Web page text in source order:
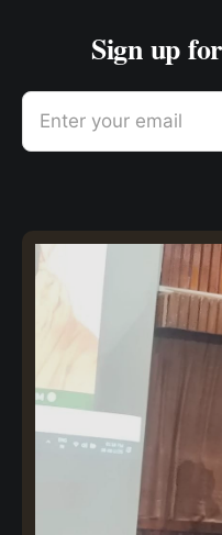
Sign up
Enter your email